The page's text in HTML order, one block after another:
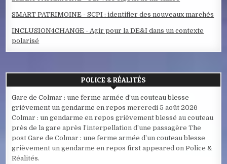
SMART PATRIMOINE - SCPI : identifier des nouveaux marchés
INCLUSION4CHANGE - Agir pour la DE&I dans un contexte
polarisé
POLICE & RÉALITÉS
Gare de Colmar : une ferme armée d’un couteau blesse
grièvement un gendarme en repos mercredi 5 août 2026
Colmar : un gendarme en repos grièvement blessé au couteau
près de la gare après l’interpellation d’une passagère The
post Gare de Colmar : une ferme armée d’un couteau blesse
grièvement un gendarme en repos first appeared on Police &
Réalités.